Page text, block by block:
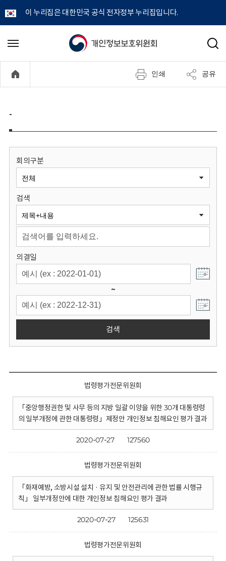
이 누리집은 대한민국 공식 전자정부 누리집입니다.
개
정
보
원
회
메
기
검
인쇄 공유
-
회의구분
검색
의결일
~
검색
법령평가전문위원회
「중앙행정권한 및 사무 등의 지방 일괄 이양을 위한 30개 대통령령
의 일부개정에 관한 대통령령」제정안 개인정보 침해요인 평가 결과
2020-07-27 127560
법령평가전문위원회
「화재예방, 소방시설 설치 · 유지 및 안전관리에 관한 법률 시행규
칙」 일부개정안에 대한 개인정보 침해요인 평가 결과
2020-07-27 125631
법령평가전문위원회